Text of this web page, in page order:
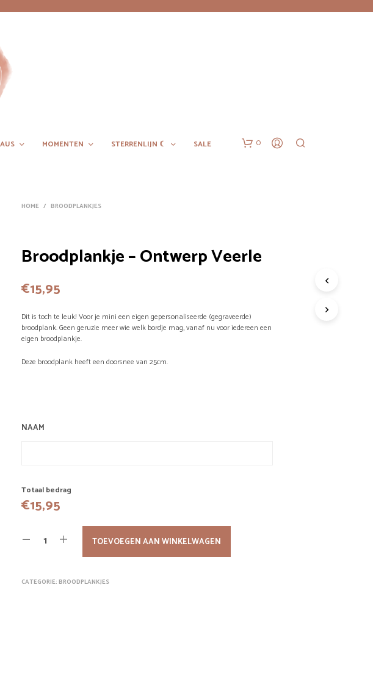
MOMENTEN STERRENLIJN ☾ SALE 0
HOME / BROODPLANKJES
Broodplankje – Ontwerp Veerle
€15,95
Dit is toch te leuk! Voor je mini een eigen gepersonaliseerde (gegraveerde)
broodplank. Geen geruzie meer wie welk bordje mag, vanaf nu voor iedereen een
eigen broodplankje.
Deze broodplank heeft een doorsnee van 25cm.
NAAM
Totaal bedrag
€15,95
TOEVOEGEN AAN WINKELWAGEN
CATEGORIE:BROODPLANKJES